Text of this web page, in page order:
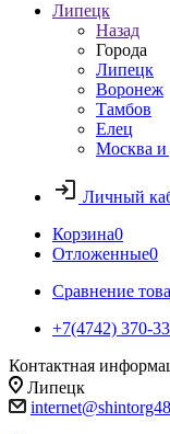
Липецк
Назад
Города
Липецк
Воронеж
Тамбов
Елец
Москва и
Личный
Корзина0
Отложенные0
Сравнение
+7(4742) 370-
Контактная
Липецк